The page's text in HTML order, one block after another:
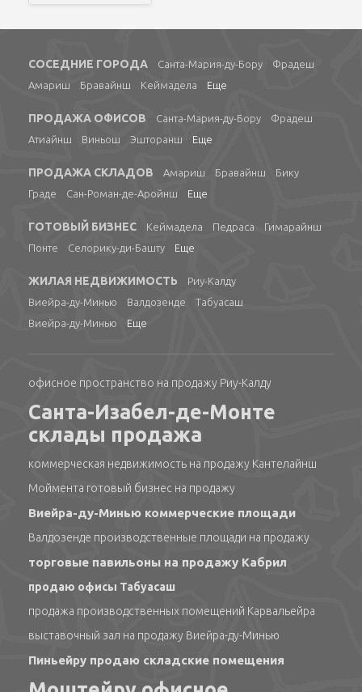
СОСЕДНИЕ ГОРОДА Санта-Мария-ду-Бору
Фрадеш
Амариш
Бравайнш Кеймадела Еще
ПРОДАЖА ОФИСОВ Санта-Мария-ду-Бору
Фрадеш
Атиайнш
Виньош Эшторанш Еще
ПРОДАЖА СКЛАДОВ Амариш Бравайнш
Бику
Граде
Сан-Роман-де-Аройнш Еще
ГОТОВЫЙ БИЗНЕС Кеймадела Педраса
Гимарайнш
Понте
Селорику-ди-Башту Еще
ЖИЛАЯ НЕДВИЖИМОСТЬ
Риу-Калду
Виейра-ду-Минью
Валдозенде
Табуасаш
Виейра-ду-Минью
Еще
офисное пространство на продажу Риу-Калду
Санта-Изабел-де-Монте
склады продажа
коммерческая недвижимость на продажу Кантелайнш
Моймента готовый бизнес на продажу
Виейра-ду-Минью коммерческие площади
Валдозенде производственные площади на продажу
торговые павильоны на продажу Кабрил
продаю офисы Табуасаш
продажа производственных помещений Карвальейра
выставочный зал на продажу Виейра-ду-Минью
Пиньейру продаю складские помещения